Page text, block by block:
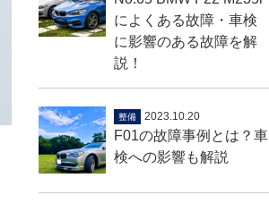
によくある故障・車検
に影響のある故障を解
説！
整備 2023.10.20
F01の故障事例とは？車
検への影響も解説